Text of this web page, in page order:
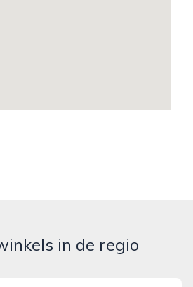
in de regio